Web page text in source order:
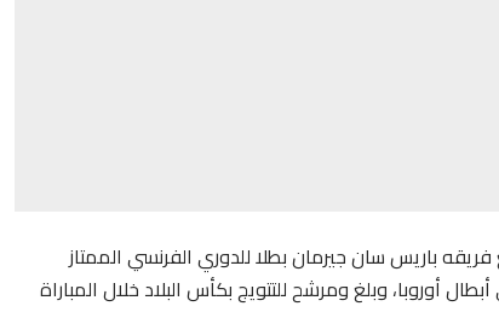
فريقه باريس سان جيرمان بطلا للدوري الفرنسي الممتاز
أوروبا، وبلغ ومرشح للتتويج بكأس البلاد خلال المباراة